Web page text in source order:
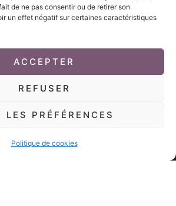
de ne pas consentir ou de retirer son
un effet négatif sur certaines caractéristiques
ACCEPTER
REFUSER
LES PRÉFÉRENCES
Politique de cookies
a
c
e
o
k
n
s
t
r
a
m
Accès clients
Menu